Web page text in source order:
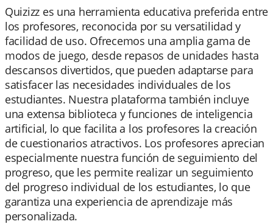
Quizizz es una herramienta educativa preferida entre
los profesores, reconocida por su versatilidad y
facilidad de uso. Ofrecemos una amplia gama de
modos de juego, desde repasos de unidades hasta
descansos divertidos, que pueden adaptarse para
satisfacer las necesidades individuales de los
estudiantes. Nuestra plataforma también incluye
una extensa biblioteca y funciones de inteligencia
artificial, lo que facilita a los profesores la creación
de cuestionarios atractivos. Los profesores aprecian
especialmente nuestra función de seguimiento del
progreso, que les permite realizar un seguimiento
del progreso individual de los estudiantes, lo que
garantiza una experiencia de aprendizaje más
personalizada.